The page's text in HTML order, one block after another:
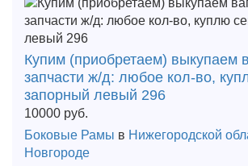
Купим (приобретаем) выкупаем
запчасти ж/д: любое кол-во,
запорный левый 296
10000 руб.
Боковые Рамы в Нижегородской
Новгороде